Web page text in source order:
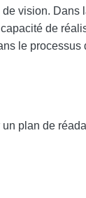
vision. Dans
de
le processus
plan de